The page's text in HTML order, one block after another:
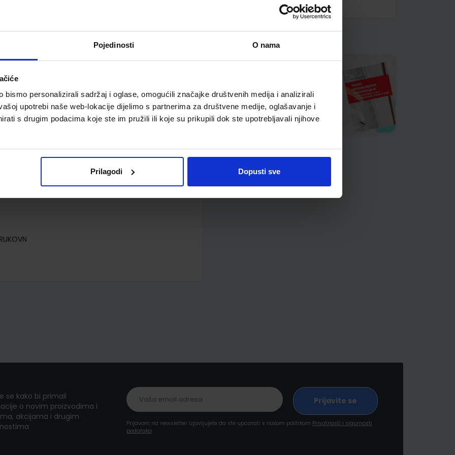
Pojedinosti O nama
bismo personalizirali sadržaj i oglase, omogućili značajke društvenih medija i analizirali
upotrebi naše web-lokacije dijelimo s partnerima za društvene medije, oglašavanje i
s drugim podacima koje ste im pružili ili koje su prikupili dok ste upotrebljavali njihove
Prilagodi Dopusti sve
za 2. razred gimnazija i četverogodišnjih strukovnih
se kako bi primali
o novim proizvodima i
akcijama i drugim
Prijavom na newsletter izjavljujete da ste upoznati s našom politikom Privatnosti i sigurnosti
podataka